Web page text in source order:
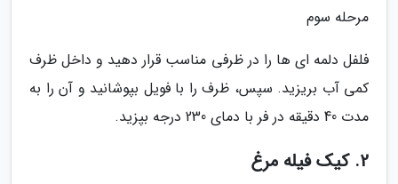
مرحله سوم
فلفل دلمه ای ها را در ظرفی مناسب قرار دهید و داخل ظرف
کمی آب بریزید. سپس، ظرف را با فویل بپوشانید و آن را به
مدت 40 دقیقه در فر با دمای 230 درجه بپزید.
2. کیک فیله مرغ